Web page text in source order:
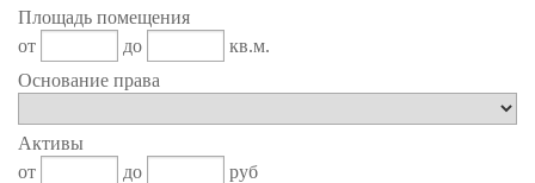
Площадь помещения
от
до
кв.м.
Основание права
Активы
от
до
руб